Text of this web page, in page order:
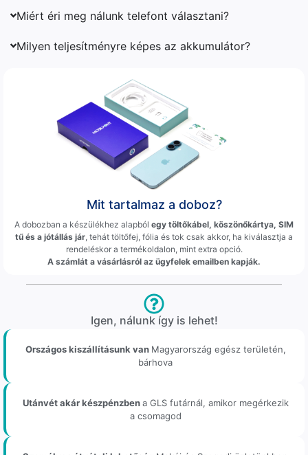
Miért éri meg nálunk telefont választani?
Milyen teljesítményre képes az akkumulátor?
Mit tartalmaz a doboz?
A dobozban a készülékhez alapból egy töltőkábel, köszönőkártya, SIM
tű és a jótállás jár, tehát töltőfej, fólia és tok csak akkor, ha kiválasztja a
rendeléskor a termékoldalon, mint extra opció.
A számlát a vásárlásról az ügyfelek emailben kapják.
Igen, nálunk így is lehet!
Országos kiszállításunk van Magyarország egész területén,
bárhova
Utánvét akár készpénzbena GLS futárnál, amikor megérkezik
a csomagod